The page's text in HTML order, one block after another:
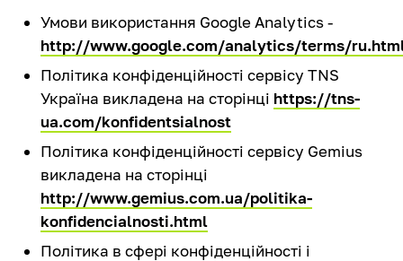
Умови використання Google Analytics -
http://www.google.com/analytics/terms/
Політика конфіденційності сервісу TNS
Україна викладена на сторінці https://tns-
ua.com/konfidentsialnost
Політика конфіденційності сервісу Gemius
викладена на сторінці
http://www.gemius.com.ua/politika-
konfidencialnosti.html
Політика в сфері конфіденційності і